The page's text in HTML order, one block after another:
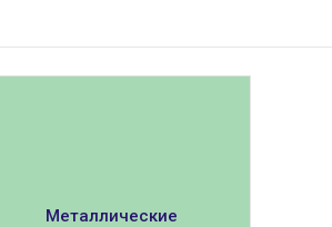
Металлические